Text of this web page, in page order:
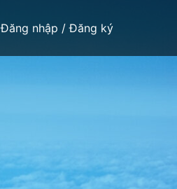
Đăng nhập / Đăng ký